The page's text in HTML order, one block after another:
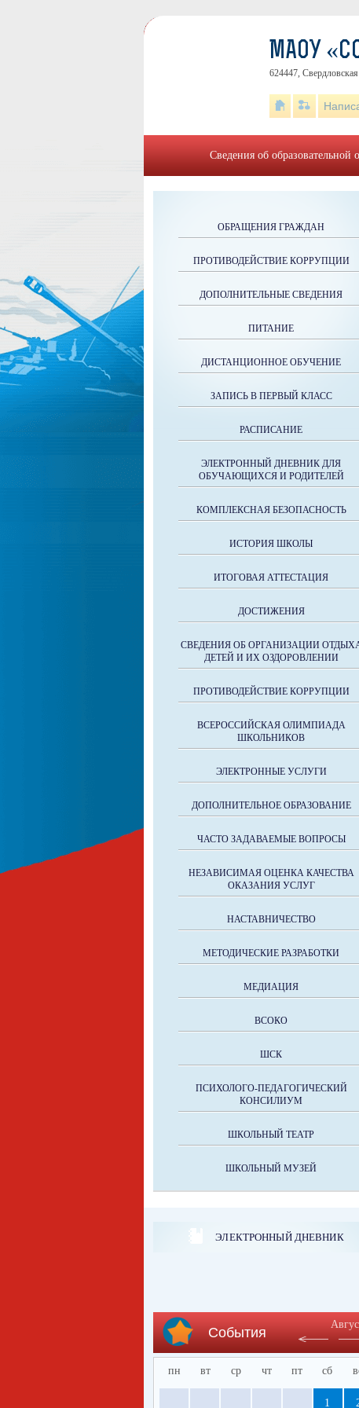
ОБРАЩЕНИЯ ГРАЖДАН
ПРОТИВОДЕЙСТВИЕ КОРРУПЦИИ
ДОПОЛНИТЕЛЬНЫЕ СВЕДЕНИЯ
ПИТАНИЕ
ДИСТАНЦИОННОЕ ОБУЧЕНИЕ
ЗАПИСЬ В ПЕРВЫЙ КЛАСС
РАСПИСАНИЕ
ЭЛЕКТРОННЫЙ ДНЕВНИК ДЛЯ
ОБУЧАЮЩИХСЯ И РОДИТЕЛЕЙ
КОМПЛЕКСНАЯ БЕЗОПАСНОСТЬ
ИСТОРИЯ ШКОЛЫ
ИТОГОВАЯ АТТЕСТАЦИЯ
ДОСТИЖЕНИЯ
СВЕДЕНИЯ ОБ ОРГАНИЗАЦИИ
ДЕТЕЙ И ИХ ОЗДОРОВЛЕНИИ
ПРОТИВОДЕЙСТВИЕ КОРРУПЦИИ
ВСЕРОССИЙСКАЯ ОЛИМПИАДА
ШКОЛЬНИКОВ
ЭЛЕКТРОННЫЕ УСЛУГИ
ДОПОЛНИТЕЛЬНОЕ ОБРАЗОВАНИЕ
ЧАСТО ЗАДАВАЕМЫЕ ВОПРОСЫ
НЕЗАВИСИМАЯ ОЦЕНКА КАЧЕСТВА
ОКАЗАНИЯ УСЛУГ
НАСТАВНИЧЕСТВО
МЕТОДИЧЕСКИЕ РАЗРАБОТКИ
МЕДИАЦИЯ
ВСОКО
ШСК
ПСИХОЛОГО-ПЕДАГОГИЧЕСКИЙ
КОНСИЛИУМ
ШКОЛЬНЫЙ ТЕАТР
ШКОЛЬНЫЙ МУЗЕЙ
ЭЛЕКТРОННЫЙ ДНЕВНИК
События
пн вт ср чт пт сб
1
МАОУ
624447,
Сведения об образовательной